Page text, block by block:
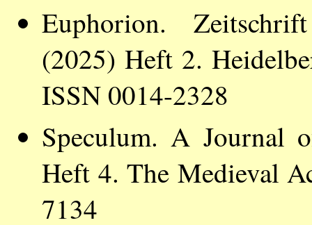
Euphorion.
(2025) Heft 2.
ISSN 0014-2328
Speculum. A Journal
Heft 4. The Medieval
7134